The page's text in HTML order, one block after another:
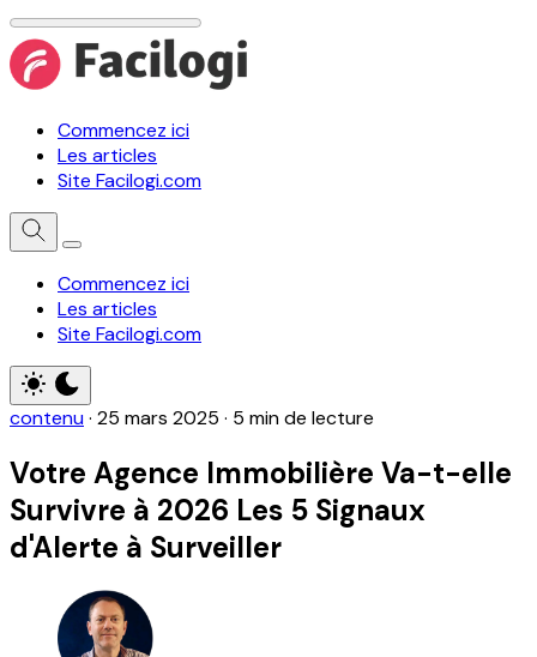
Commencez ici
Les articles
Site Facilogi.com
Commencez ici
Les articles
Site Facilogi.com
contenu· 25 mars 2025 · 5 min de lecture
Votre Agence Immobilière Va-t-elle
Survivre à 2026 Les 5 Signaux
d'Alerte à Surveiller